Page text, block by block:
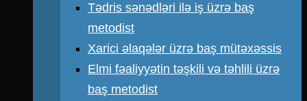
Tədris sənədləri ilə iş üzrə baş
metodist
Xarici əlaqələr üzrə baş mütəxəssis
Elmi fəaliyyətin təşkili və təhlili üzrə
baş metodist